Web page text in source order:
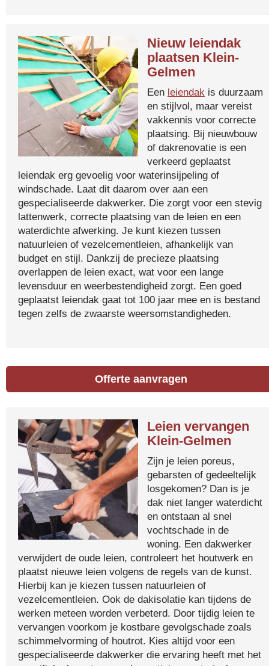
Nieuw leiendak
plaatsen Klein-
Gelmen
Een leiendak is duurzaam
en stijlvol, maar vereist
vakkennis voor correcte
plaatsing. Bij nieuwbouw
of dakrenovatie is een
verkeerd geplaatst
leiendak erg gevoelig voor waterinsijpeling of
windschade. Laat dit daarom over aan een
gespecialiseerde dakwerker. Die zorgt voor een stevig
lattenwerk, correcte plaatsing van de leien en een
waterdichte afwerking. Je kunt kiezen tussen
natuurleien of vezelcementleien, afhankelijk van
budget en stijl. Dankzij de precieze plaatsing
overlappen de leien exact, wat voor een lange
levensduur en weerbestendigheid zorgt. Een goed
geplaatst leiendak gaat tot 100 jaar mee en is bestand
tegen zelfs de zwaarste weersomstandigheden.
Offerte aanvragen
Leien vervangen
Klein-Gelmen
Zijn je leien poreus,
gebarsten of gedeeltelijk
losgekomen? Dan is je
dak niet langer waterdicht
en ontstaan al snel
vochtschade in de
woning. Een dakwerker
verwijdert de oude leien, controleert het houtwerk en
plaatst nieuwe leien volgens de regels van de kunst.
Hierbij kan je kiezen tussen natuurleien of
vezelcementleien. Ook de dakisolatie kan tijdens de
werken meteen worden verbeterd. Door tijdig leien te
vervangen voorkom je kostbare gevolgschade zoals
schimmelvorming of houtrot. Kies altijd voor een
gespecialiseerde dakwerker die ervaring heeft met het